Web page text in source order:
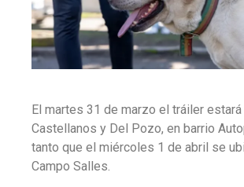
El martes 31 de marzo el tráiler estará
Castellanos y Del Pozo, en barrio
tanto que el miércoles 1 de abril se
Campo Salles.